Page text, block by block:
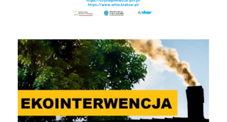
EKOINTERWENCJA